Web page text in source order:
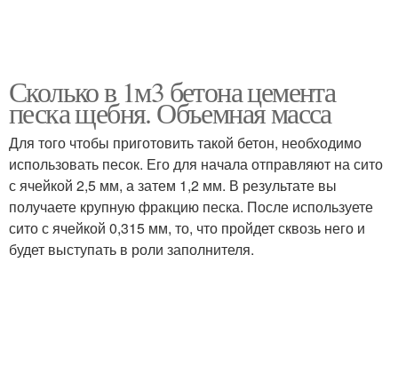
Сколько в 1м3 бетона цемента
песка щебня. Объемная масса
Для того чтобы приготовить такой бетон, необходимо
использовать песок. Его для начала отправляют на сито
с ячейкой 2,5 мм, а затем 1,2 мм. В результате вы
получаете крупную фракцию песка. После используете
сито с ячейкой 0,315 мм, то, что пройдет сквозь него и
будет выступать в роли заполнителя.